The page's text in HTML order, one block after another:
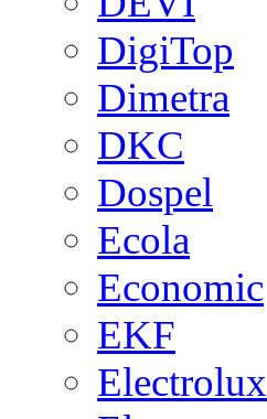
DigiTop
Dimetra
DKC
Dospel
Ecola
Economic
EKF
Electrolux